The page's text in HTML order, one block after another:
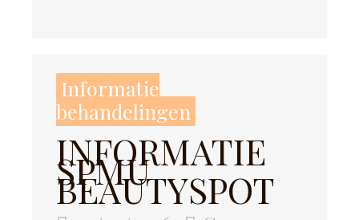
Informatie
behandelingen
INFORMATIE
SPMU
BEAUTYSPOT